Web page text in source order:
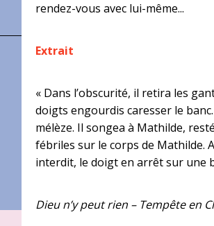
rendez-vous avec lui-même...
Extrait
« Dans l’obscurité, il retira les
doigts engourdis caresser le
mélèze. Il songea à Mathilde,
fébriles sur le corps de Mathilde.
interdit, le doigt en arrêt sur une
Dieu n’y peut rien – Tempête en